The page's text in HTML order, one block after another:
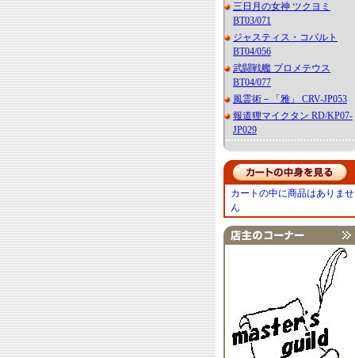
三日月の女神 ツクヨミ
BT03/071
ジャスティス・コバルト
BT04/056
武闘戦艦 プロメテウス
BT04/077
風霊術－「雅」 CRV-JP053
報道狸マイクタン RD/KP07-
JP029
カートの中に商品はありませ
ん